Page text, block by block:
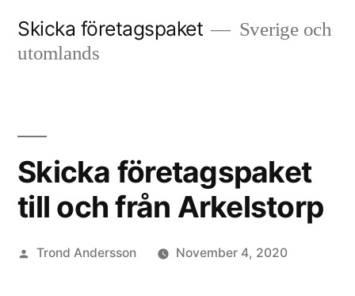
Skicka företagspaket
Sverige och
utomlands
Skicka företagspaket
till och från Arkelstorp
Posted
Trond Andersson November 4, 2020